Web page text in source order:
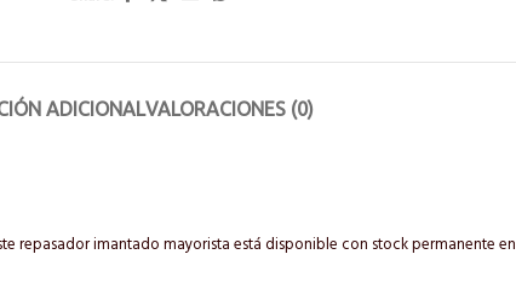
ADICIONALVALORACIONES (0)
repasador imantado mayorista está disponible con stock permanente en